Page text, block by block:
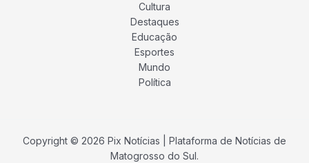
Cultura
Destaques
Educação
Esportes
Mundo
Política
Copyright © 2026 Pix Notícias | Plataforma de Notícias de
Matogrosso do Sul.